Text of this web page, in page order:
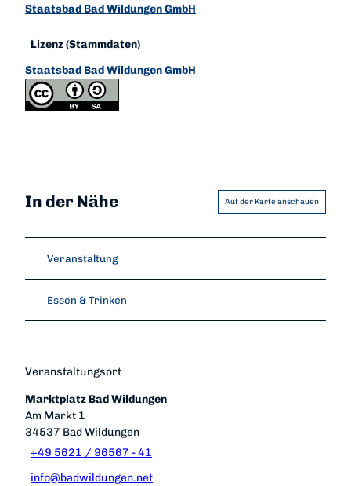
Staatsbad Bad Wildungen GmbH
Lizenz (Stammdaten)
Staatsbad Bad Wildungen GmbH
In der Nähe Auf der Karte anschauen
Veranstaltung
Essen & Trinken
Veranstaltungsort
Marktplatz Bad Wildungen
Am Markt 1
34537 Bad Wildungen
+49 5621 / 96567 - 41
info@badwildungen.net